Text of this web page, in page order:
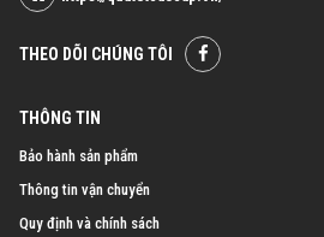
THEO DÕI CHÚNG TÔI
THÔNG TIN
Bảo hành sản phẩm
Thông tin vận chuyển
Quy định và chính sách